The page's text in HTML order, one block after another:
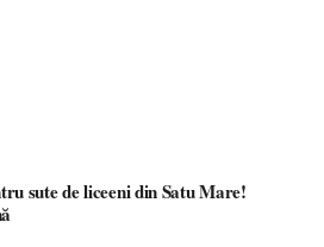
sute de liceeni din Satu Mare!